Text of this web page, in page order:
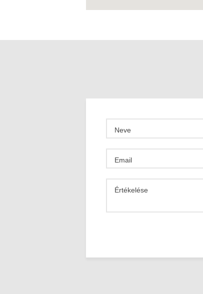
Neve
Email
Értékelése